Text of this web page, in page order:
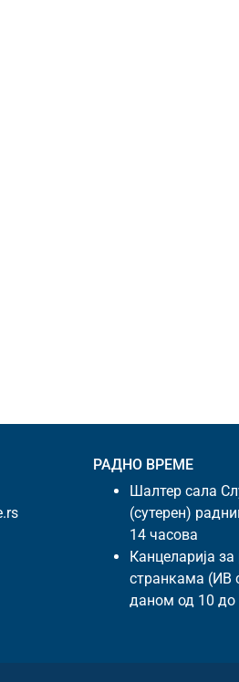
РАДНО ВРЕМЕ
Шалтер сала
(сутерен)
14 часова
Канцеларија за
странкама (ИВ
даном од 10 до